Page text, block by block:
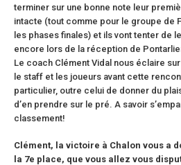
terminer sur une bonne note leur
intacte (tout comme pour le groupe de
les phases finales) et ils vont tenter de
encore lors de la réception de
Le coach Clément Vidal nous éclaire
le staff et les joueurs avant cette
particulier, outre celui de donner du
d’en prendre sur le pré. A savoir
classement!
Clément, la victoire à Chalon vous a
la 7e place, que vous allez vous